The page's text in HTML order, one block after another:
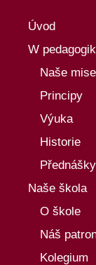
Úvod
W
Naše mise
Principy
Výuka
Historie
Přednášky
Naše škola
O škole
Náš
Kolegium